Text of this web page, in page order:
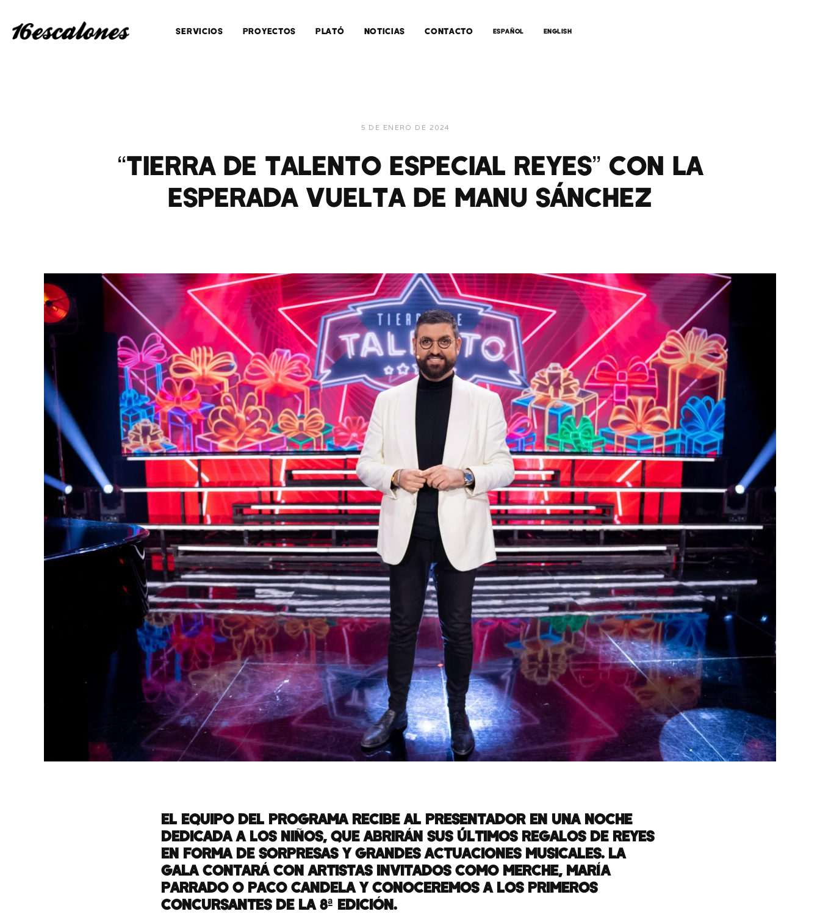
SERVICIOS PROYECTOS PLATÓ NOTICIAS CONTACTO ESPAÑOL ENGLISH
5 DE ENERO DE 2024
“TIERRA DE TALENTO ESPECIAL REYES” CON LA
ESPERADA VUELTA DE MANU SÁNCHEZ
EL EQUIPO DEL PROGRAMA RECIBE AL PRESENTADOR EN UNA NOCHE
DEDICADA A LOS NIÑOS, QUE ABRIRÁN SUS ÚLTIMOS REGALOS DE REYES
EN FORMA DE SORPRESAS Y GRANDES ACTUACIONES MUSICALES. LA
GALA CONTARÁ CON ARTISTAS INVITADOS COMO MERCHE, MARÍA
PARRADO O PACO CANDELA Y CONOCEREMOS A LOS PRIMEROS
CONCURSANTES DE LA 8ª EDICIÓN.